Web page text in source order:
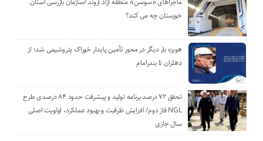
خوزستان چه می کند؟
هویزه بار دیگر در محور تأمین پایدار خوراک پتروشیمی شد؛ از
دهلران تا بندرامام
تحقق ۷۲ درصد برنامه تولید و پیشرفت حدود ۸۴ درصدی طرح
NGL فاز دوم/ افزایش ظرفیت و بهبود عملکرد، اولویت اصلی
سال جاری